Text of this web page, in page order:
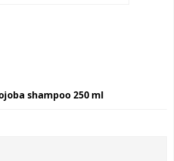
shampoo 250 ml